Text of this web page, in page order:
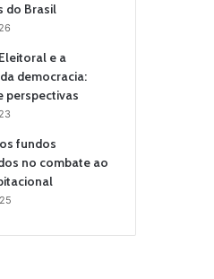
do Brasil
e a
democracia:
perspectivas
fundos
no combate ao